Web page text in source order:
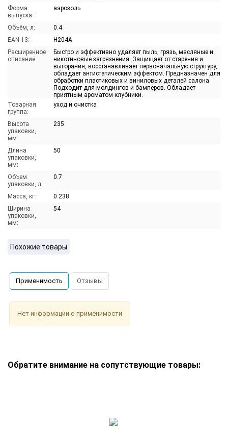
Форма
выпуска:
аэрозоль
Объём, л:
0.4
EAN-13:
H204A
Расширенное
описание:
Быстро и эффективно удаляет пыль, грязь, масляные и
никотиновые загрязнения. Защищает от старения и
выгорания, восстанавливает первоначальную структуру,
обладает антистатическим эффектом. Предназначен для
обработки пластиковых и виниловых деталей салона.
Подходит для молдингов и бамперов. Обладает
приятным ароматом клубники.
Товарная
группа:
уход и очистка
Высота
упаковки,
мм:
235
Длина
упаковки,
мм:
50
Объем
упаковки, л:
0.7
Масса, кг:
0.238
Ширина
упаковки,
мм:
54
Похожие товары
Применимость Отзывы
Нет информации о применимости
Обратите внимание на сопутствующие товары: